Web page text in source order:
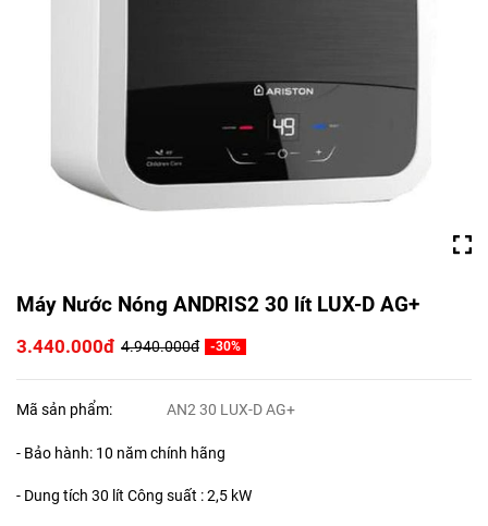
Máy Nước Nóng ANDRIS2 30 lít LUX-D AG+
3.440.000đ 4.940.000đ -30%
Mã sản phẩm: AN2 30 LUX-D AG+
- Bảo hành: 10 năm chính hãng
- Dung tích 30 lít Công suất : 2,5 kW